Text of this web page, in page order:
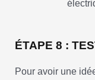
ÉTAPE 8 :
Pour avoir une